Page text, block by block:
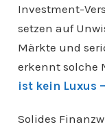
Investment-
setzen auf
Märkte und
erkennt solche
ist kein Luxus
Solides